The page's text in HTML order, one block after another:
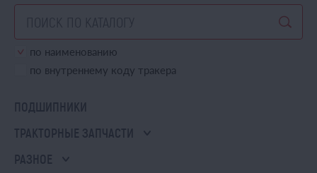
по наименованию
по внутреннему коду тракера
ПОДШИПНИКИ
ТРАКТОРНЫЕ ЗАПЧАСТИ
РАЗНОЕ